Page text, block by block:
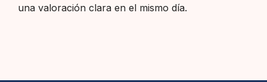
una valoración clara en el mismo día.